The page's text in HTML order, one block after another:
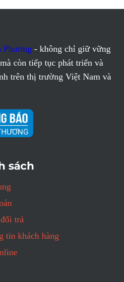
Phương - không chỉ giữ vững
còn tiếp tục phát triển và
trên thị trường Việt Nam và
sách
trả
tin khách hàng